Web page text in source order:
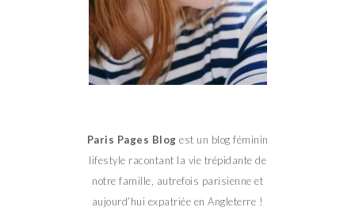
Paris Pages Blog est un blog féminin
lifestyle racontant la vie trépidante de
notre famille, autrefois parisienne et
aujourd’hui expatriée en Angleterre !